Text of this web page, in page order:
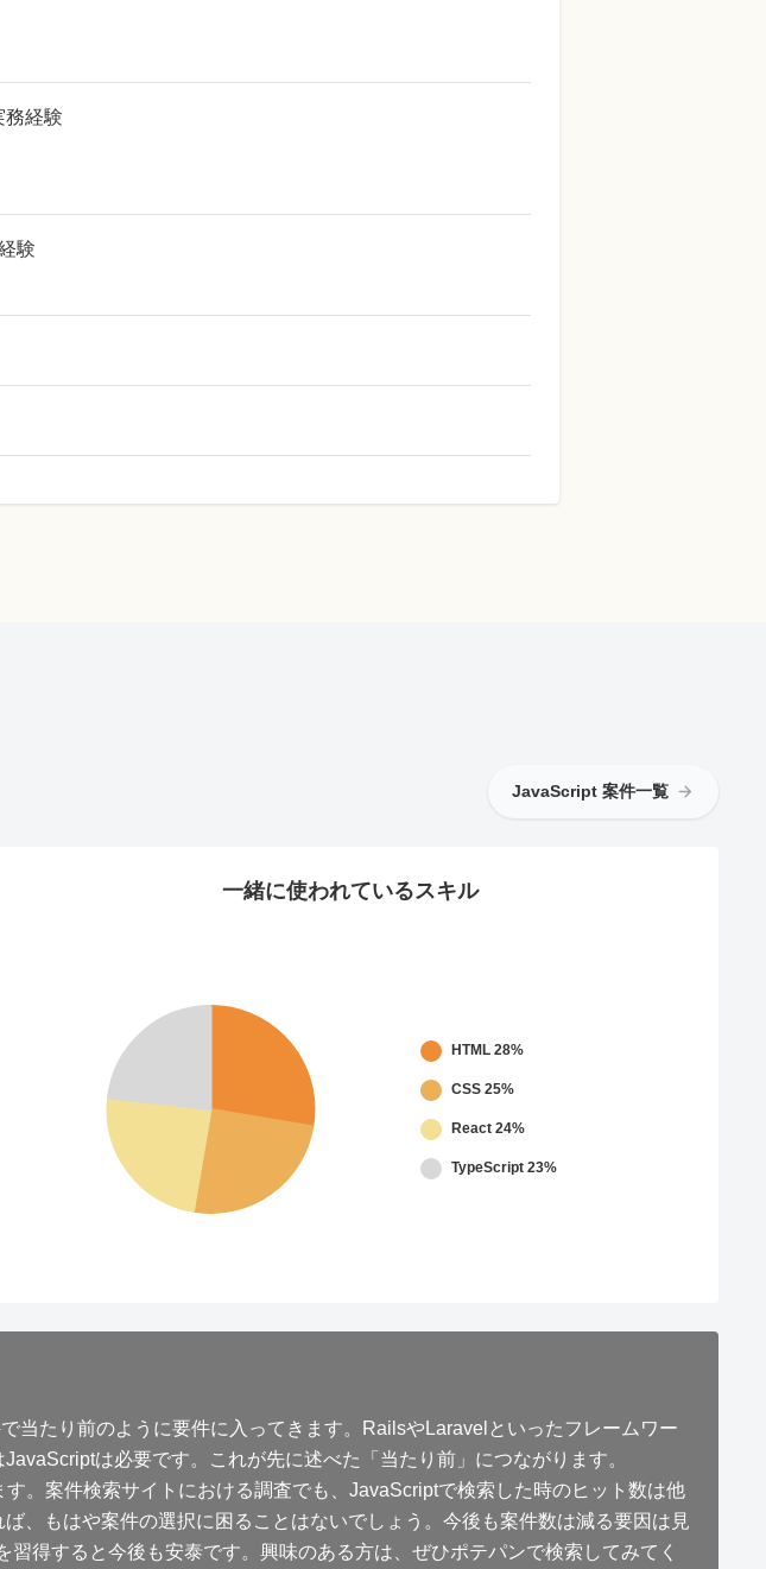
務経験
験
JavaScript 案件一覧
一緒に使われているスキル
HTML 28%
CSS 25%
React 24%
TypeScript 23%
当たり前のように要件に入ってきます。RailsやLaravelといったフレームワー
は必要です。これが先に述べた「当たり前」につながります。
。案件検索サイトにおける調査でも、JavaScriptで検索した時のヒット数は他
、もはや案件の選択に困ることはないでしょう。今後も案件数は減る要因は見
得すると今後も安泰です。興味のある方は、ぜひポテパンで検索してみてく